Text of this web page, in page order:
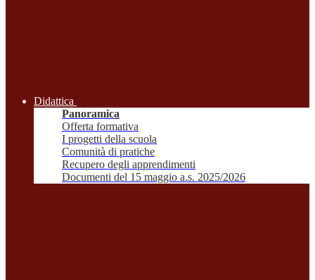
Didattica
Panoramica
Offerta formativa
I progetti della scuola
Comunità di pratiche
Recupero degli apprendimenti
Documenti del 15 maggio a.s. 2025/2026